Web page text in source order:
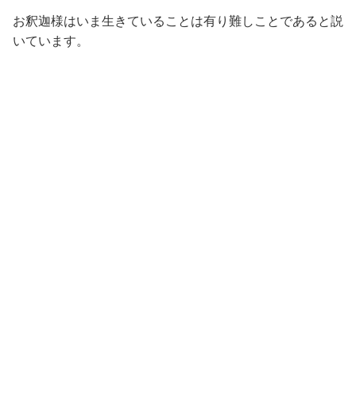
お釈迦様はいま生きていることは有り難しことであると説
いています。